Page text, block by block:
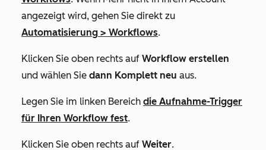
angezeigt wird, gehen Sie direkt zu
Automatisierung > Workflows.
Klicken Sie oben rechts auf Workflow erstellen
und wählen Sie dann Komplett neu aus.
Legen Sie im linken Bereich die Aufnahme-Trigger
für Ihren Workflow fest.
Klicken Sie oben rechts auf Weiter.